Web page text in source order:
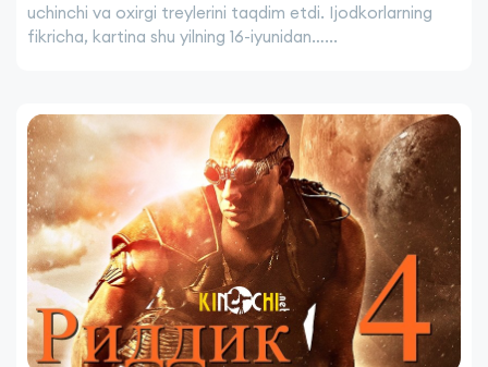
uchinchi va oxirgi treylerini taqdim etdi. Ijodkorlarning
fikricha, kartina shu yilning 16-iyunidan…...